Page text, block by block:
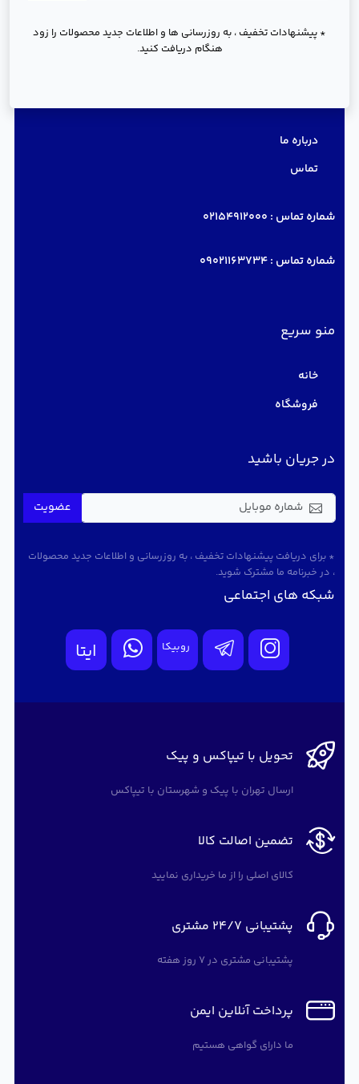
* پیشنهادات تخفیف ، به روزرسانی ها و اطلاعات جدید محصولات را زود
هنگام دریافت کنید.
درباره ما
تماس
شماره تماس : 02154912000
شماره تماس :09021163734
منو سریع
خانه
فروشگاه
در جریان باشید
عضویت
* برای دریافت پیشنهادات تخفیف ، به روزرسانی و اطلاعات جدید محصولات
، در خبرنامه ما مشترک شوید.
شبکه های اجتماعی
روبیکا ایتا
تحویل با تیپاکس و پیک
ارسال تهران با پیک و شهرستان با تیپاکس
تضمین اصالت کالا
کالای اصلی را از ما خریداری نمایید
پشتیبانی 24/7 مشتری
پشتیبانی مشتری در 7 روز هفته
پرداخت آنلاین ایمن
ما دارای گواهی هستیم